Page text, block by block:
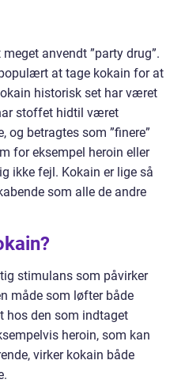
anvendt ”party drug”.
at tage kokain for at
historisk set har været
stoffet hidtil været
og betragtes som ”finere”
for eksempel heroin eller
ikke fejl. Kokain er lige så
som alle de andre
stimulans som påvirker
måde som løfter både
hos den som indtaget
heroin, som kan
virker kokain både